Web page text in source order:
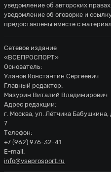
уведомление об авторских
уведомление об оговорке и
предоставлены вместе с
Сетевое издание
«ВСЕПРОСПОРТ»
Основатель:
Уланов Константин Сергеевич
Главный редактор:
Мазурин Виталий Владимирович
Адрес редакции:
г. Москва, ул. Лётчика
7
Телефон:
+7 (962) 976-32-41
E-mail:
info@vseprosport.ru